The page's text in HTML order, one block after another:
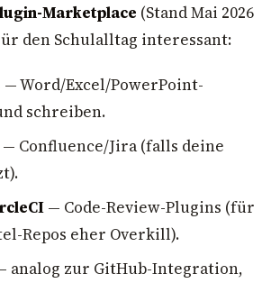
Marketplace (Stand Mai 2026
den Schulalltag interessant:
— Word/Excel/PowerPoint-
schreiben.
— Confluence/Jira (falls deine
— Code-Review-Plugins (für
Repos eher Overkill).
analog zur GitHub-Integration,